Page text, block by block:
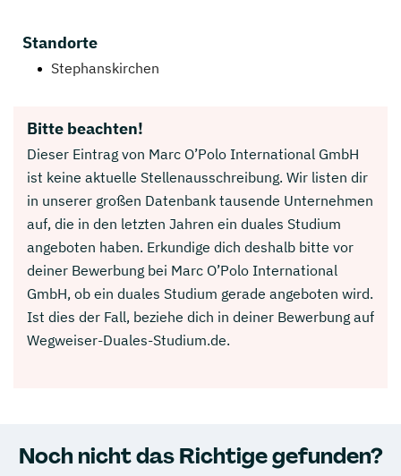
Standorte
Stephanskirchen
Bitte beachten!
Dieser Eintrag von Marc O’Polo International GmbH
ist keine aktuelle Stellenausschreibung. Wir listen dir
in unserer großen Datenbank tausende Unternehmen
auf, die in den letzten Jahren ein duales Studium
angeboten haben. Erkundige dich deshalb bitte vor
deiner Bewerbung bei Marc O’Polo International
GmbH, ob ein duales Studium gerade angeboten wird.
Ist dies der Fall, beziehe dich in deiner Bewerbung auf
Wegweiser-Duales-Studium.de.
Noch nicht das Richtige gefunden?